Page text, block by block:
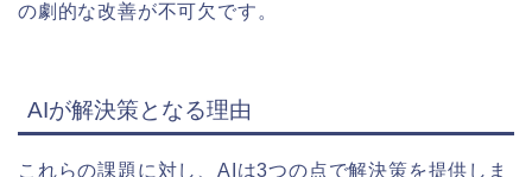
の劇的な改善が不可欠です。
AIが解決策となる理由
これらの課題に対し、AIは3つの点で解決策を提供しま